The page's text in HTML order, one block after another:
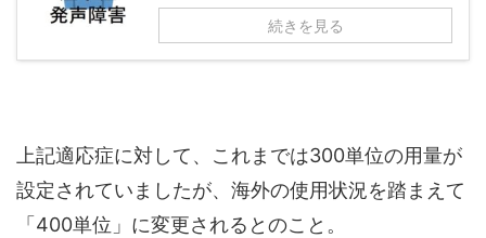
続きを見る
上記適応症に対して、これまでは300単位の用量が
設定されていましたが、海外の使用状況を踏まえて
「400単位」に変更されるとのこと。